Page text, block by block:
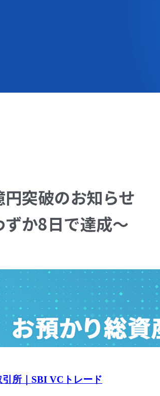
所｜SBI VCトレード